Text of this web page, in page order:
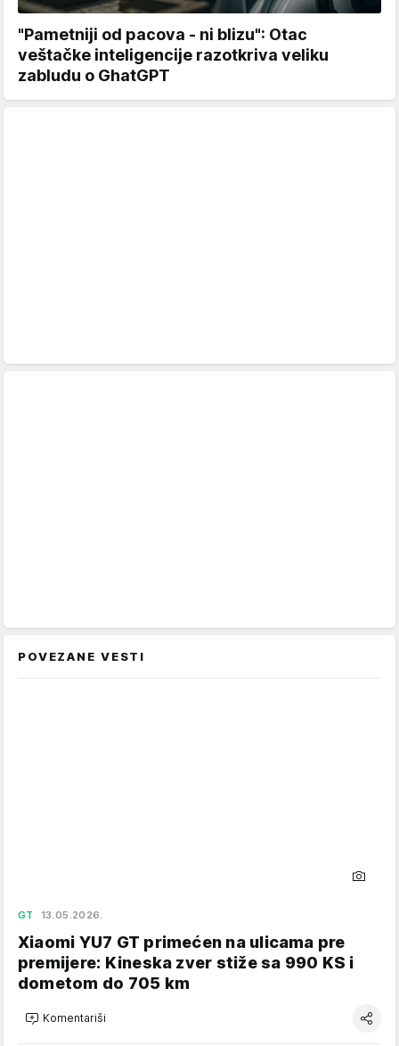
"Pametniji od pacova - ni blizu": Otac
veštačke inteligencije razotkriva veliku
zabludu o GhatGPT
POVEZANE VESTI
GT 13.05.2026.
Xiaomi YU7 GT primećen na ulicama pre
premijere: Kineska zver stiže sa 990 KS i
dometom do 705 km
Komentariši